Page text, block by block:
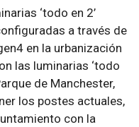
‘todo en 2’
a través de
en la urbanización
las luminarias ‘todo
de Manchester,
los postes actuales,
con la